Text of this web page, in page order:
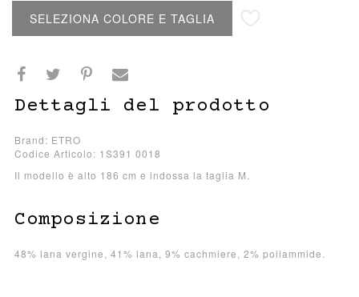
SELEZIONA COLORE E TAGLIA
Dettagli del prodotto
Brand: ETRO
Codice Articolo: 1S391 0018
Il modello è alto 186 cm e indossa la taglia M.
Composizione
48% lana vergine, 41% lana, 9% cachmiere, 2% poliammide.